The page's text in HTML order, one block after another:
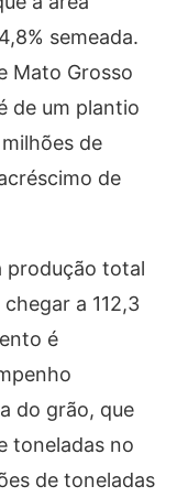
semeada.
Mato Grosso
de um plantio
de
de
produção total
a 112,3
é
do grão, que
toneladas no
de toneladas